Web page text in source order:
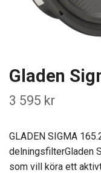
Gladen
3 595 kr
GLADEN SIGMA
delningsfilterGladen
som vill köra ett